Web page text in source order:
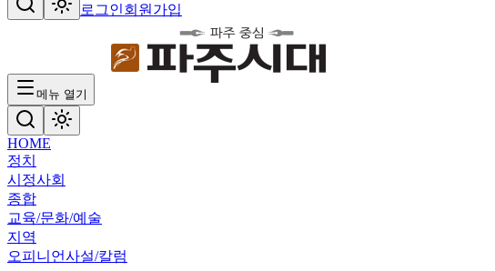
로그인회원가입
메뉴 열기
HOME
정치
시정사회
종합
교육/문화/예술
지역
오피니언사설/칼럼